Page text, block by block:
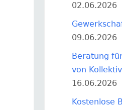
02.06.2026
09.06.2026
Beratung
von
16.06.2026
Kostenlose